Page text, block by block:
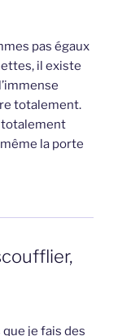
pas égaux
il existe
totalement.
totalement
la porte
je fais des